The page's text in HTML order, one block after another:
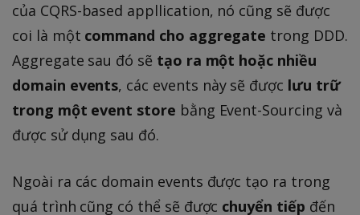
của CQRS-based appllication, nó cũng sẽ được
coi là một command cho aggregate trong DDD.
Aggregate sau đó sẽ tạo ra một hoặc nhiều
domain events, các events này sẽ được lưu trữ
trong một event store bằng Event-Sourcing và
được sử dụng sau đó.
Ngoài ra các domain events được tạo ra trong
quá trình cũng có thể sẽ được chuyển tiếp đến